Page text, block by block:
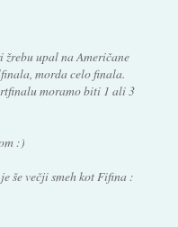
žrebu upal na Američane
morda celo finala.
moramo biti 1 ali 3
:)
še večji smeh kot Fifina :